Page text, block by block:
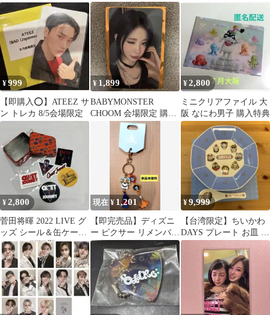
ブロマイド ウィンブ
レ展
ー
ス 2種セット
¥999
【即購入⭕️】ATEEZ サ
ン トレカ 8/5会場限定
¥ 1,899
BABYMONSTER
CHOOM 会場限定 購入
特典 トレカ（B） ASA
¥2,800
ミニクリアファイル 大
阪 なにわ男子 購入特典
¥2,800
菅田将暉 2022 LIVE グ
ッズ シール＆缶ケース
セット
現在 ¥ 1,201
【即完売品】ディズニ
ー ピクサー リメンバー
ミー キーホルダー ミゲ
ル ヘクター
¥9,999
【台湾限定】ちいかわ
DAYS プレート お皿 会
場限定 新品